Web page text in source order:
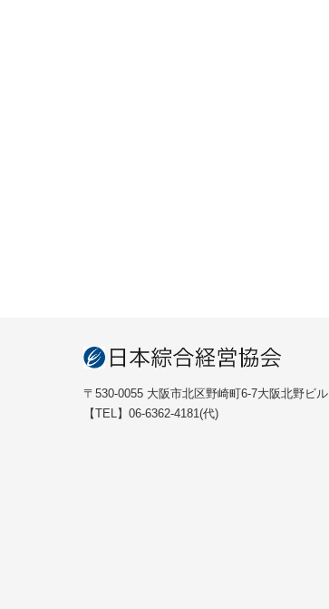
〒530-0055 大阪市北区野崎町6-7大阪北野ビル
【TEL】06-6362-4181(代)